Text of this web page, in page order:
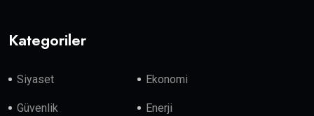
Kategoriler
Siyaset Ekonomi
Güvenlik Enerji